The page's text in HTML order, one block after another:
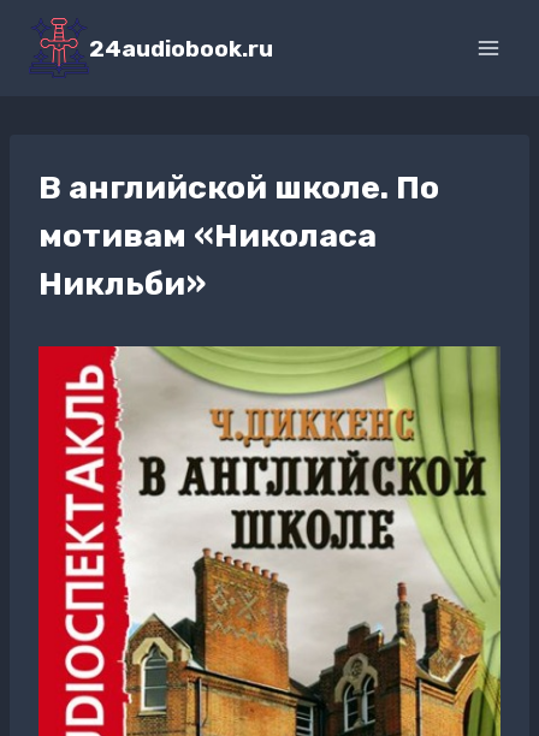
Перейти
содержимому
24audiobook.ru
В английской школе. По
мотивам «Николаса
Никльби»